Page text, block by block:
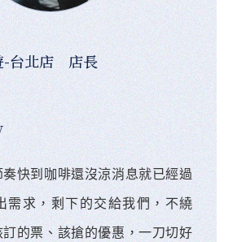
-台北店 店長
快到咖啡還沒涼消息就已經過
需求，剩下的交給我們，不繞
的票、該搶的優惠，一刀切好